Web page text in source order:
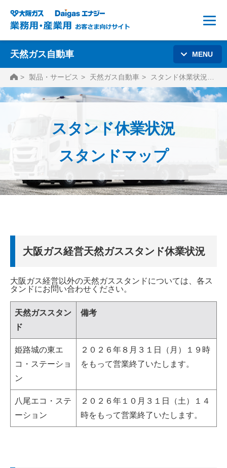
天然ガス自動車 MENU
HOME製品・サービス 天然ガス自動車 スタンド休業状況・スタンドマップ
スタンド休業状況
スタンドマップ
大阪ガス経営天然ガススタンド休業状況
大阪ガス経営以外の天然ガススタンドについては、各ス
タンドにお問い合わせください。
天然ガススタン
ド
備考
姫路城の東エ
コ・ステーショ
ン
２０２６年８月３１日（月）１９時
をもって営業終了いたします。
八尾エコ・ステ
ーション
２０２６年１０月３１日（土）１４
時をもって営業終了いたします。